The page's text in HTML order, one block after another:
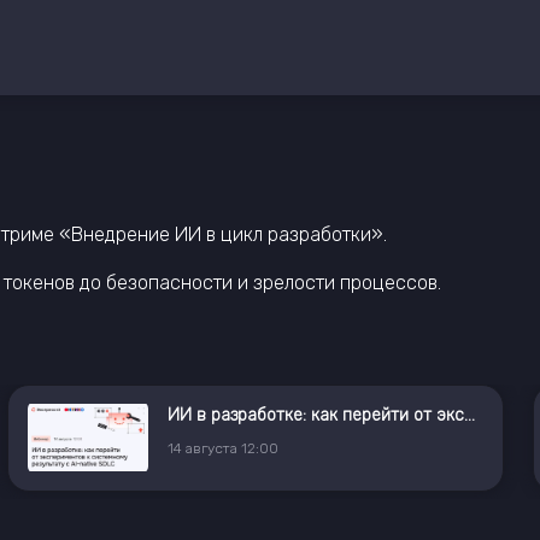
«Внедрение ИИ в цикл разработки».
до безопасности и зрелости процессов.
ИИ в разработке: как перейти от экспериментов к системному результату с AI⁠-⁠native SDLC
14 августа 12:00